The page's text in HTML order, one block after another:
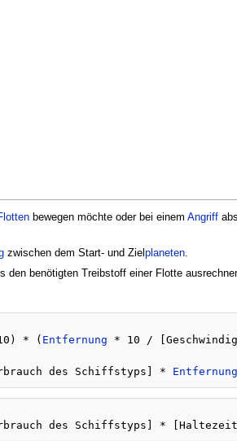
bewegen möchte oder bei einem Angriff
zwischen dem Start- und Ziel planeten.
den benötigten Treibstoff einer Flotte
* ( Entfernung * 10 /
des Schiffstyps] * Entfernung